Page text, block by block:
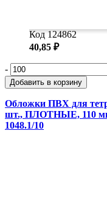
Код 124862
40,85 ₽
-
Добавить в корзину
Обложки ПВХ для
шт., ПЛОТНЫЕ, 110
1048.1/10